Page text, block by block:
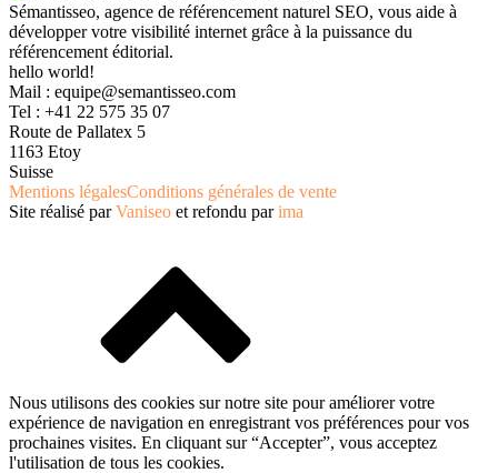
Sémantisseo, agence de référencement naturel SEO, vous aide à
développer votre visibilité internet grâce à la puissance du
référencement éditorial.
hello world!
Mail : equipe@semantisseo.com
Tel : +41 22 575 35 07
Route de Pallatex 5
1163 Etoy
Suisse
Mentions légalesConditions générales de vente
Site réalisé parVaniseo et refondu parima
Nous utilisons des cookies sur notre site pour améliorer votre
expérience de navigation en enregistrant vos préférences pour vos
prochaines visites. En cliquant sur “Accepter”, vous acceptez
l'utilisation de tous les cookies.